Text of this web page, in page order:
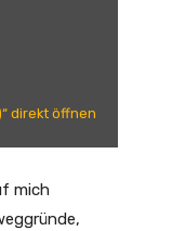
direkt öffnen
mich